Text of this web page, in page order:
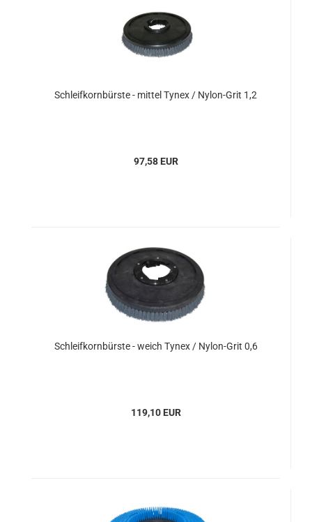
Schleifkornbürste - mittel Tynex / Nylon-Grit 1,2
97,58 EUR
Schleifkornbürste - weich Tynex / Nylon-Grit 0,6
119,10 EUR